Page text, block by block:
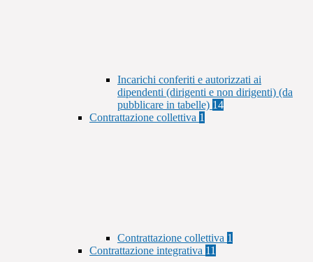
Incarichi conferiti e autorizzati ai
dipendenti (dirigenti e non dirigenti) (da
pubblicare in tabelle) 14
Contrattazione collettiva 1
Contrattazione collettiva 1
Contrattazione integrativa 11